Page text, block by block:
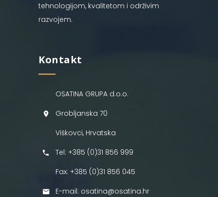
tehnologijom, kvalitetom i održivim
razvojem.
Kontakt
OSATINA GRUPA d.o.o.
Grobljanska 70
Viškovci, Hrvatska
Tel: +385 (0)31 856 999
Fax: +385 (0)31 856 045
E-mail: osatina@osatina.hr